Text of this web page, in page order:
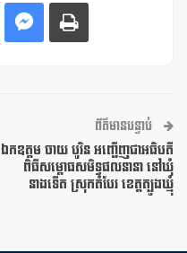
ព័ត៌មានបន្ទាប់
ឯកឧត្តម ចាយ បូរិន អញ្ជើញជាអធិបតី
ពិធីសម្ពោធសមិទ្ធផលនានា នៅឃុំ
នាងទើត ស្រុកតំបែរ ខេត្តត្បូងឃ្មុំ